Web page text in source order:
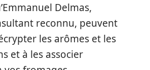
Delmas,
reconnu, peuvent
les arômes et les
et à les associer